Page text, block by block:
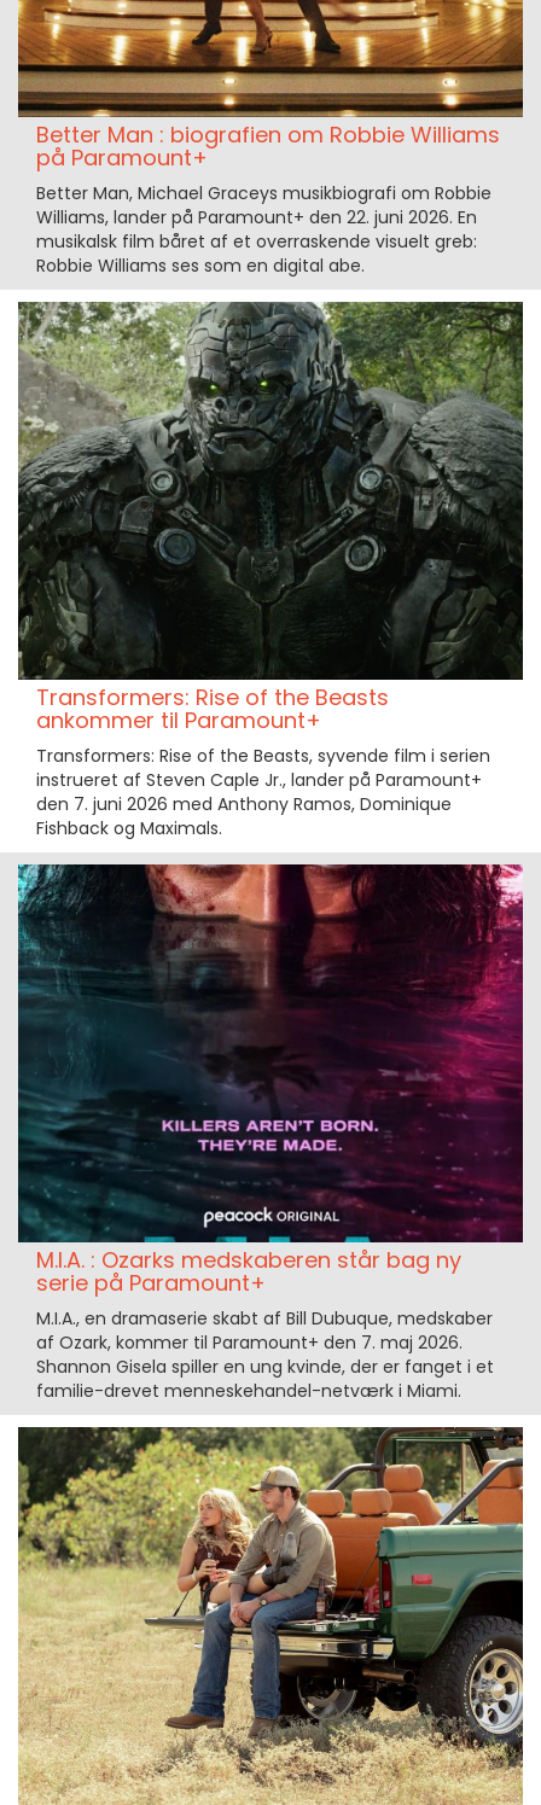
Better Man : biografien om Robbie Williams
på Paramount+
Better Man, Michael Graceys musikbiografi om Robbie
Williams, lander på Paramount+ den 22. juni 2026. En
musikalsk film båret af et overraskende visuelt greb:
Robbie Williams ses som en digital abe.
Transformers: Rise of the Beasts
ankommer til Paramount+
Transformers: Rise of the Beasts, syvende film i serien
instrueret af Steven Caple Jr., lander på Paramount+
den 7. juni 2026 med Anthony Ramos, Dominique
Fishback og Maximals.
M.I.A. : Ozarks medskaberen står bag ny
serie på Paramount+
M.I.A., en dramaserie skabt af Bill Dubuque, medskaber
af Ozark, kommer til Paramount+ den 7. maj 2026.
Shannon Gisela spiller en ung kvinde, der er fanget i et
familie-drevet menneskehandel-netværk i Miami.